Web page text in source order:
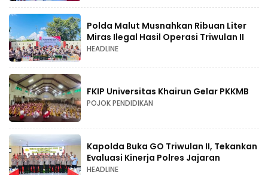
Polda Malut Musnahkan Ribuan Liter
Miras Ilegal Hasil Operasi Triwulan II
HEADLINE
FKIP Universitas Khairun Gelar PKKMB
POJOK PENDIDIKAN
Kapolda Buka GO Triwulan II, Tekankan
Evaluasi Kinerja Polres Jajaran
HEADLINE